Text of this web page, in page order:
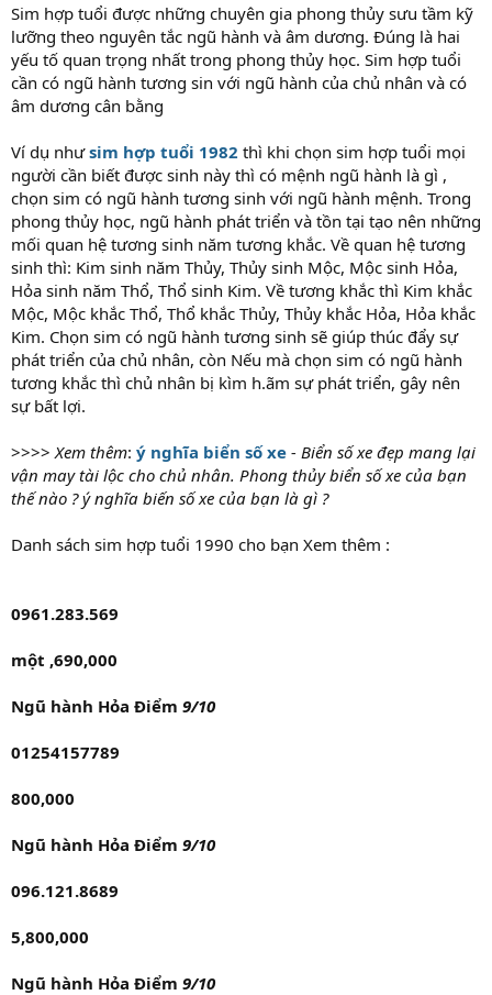
Sim hợp tuổi được những chuyên gia phong thủy sưu tầm kỹ
lưỡng theo nguyên tắc ngũ hành và âm dương. Đúng là hai
yếu tố quan trọng nhất trong phong thủy học. Sim hợp tuổi
cần có ngũ hành tương sin với ngũ hành của chủ nhân và có
âm dương cân bằng
Ví dụ nhưsim hợp tuổi 1982 thì khi chọn sim hợp tuổi mọi
người cần biết được sinh này thì có mệnh ngũ hành là gì ,
chọn sim có ngũ hành tương sinh với ngũ hành mệnh. Trong
phong thủy học, ngũ hành phát triển và tồn tại tạo nên những
mối quan hệ tương sinh năm tương khắc. Về quan hệ tương
sinh thì: Kim sinh năm Thủy, Thủy sinh Mộc, Mộc sinh Hỏa,
Hỏa sinh năm Thổ, Thổ sinh Kim. Về tương khắc thì Kim khắc
Mộc, Mộc khắc Thổ, Thổ khắc Thủy, Thủy khắc Hỏa, Hỏa khắc
Kim. Chọn sim có ngũ hành tương sinh sẽ giúp thúc đẩy sự
phát triển của chủ nhân, còn Nếu mà chọn sim có ngũ hành
tương khắc thì chủ nhân bị kìm h.ãm sự phát triển, gây nên
sự bất lợi.
>>>> Xem thêm: ý nghĩa biển số xe - Biển số xe đẹp mang lại
vận may tài lộc cho chủ nhân. Phong thủy biển số xe của bạn
thế nào ? ý nghĩa biến số xe của bạn là gì ?
Danh sách sim hợp tuổi 1990 cho bạn Xem thêm :
0961.283.569
một ,690,000
Ngũ hành Hỏa Điểm 9/10
01254157789
800,000
Ngũ hành Hỏa Điểm 9/10
096.121.8689
5,800,000
Ngũ hành Hỏa Điểm 9/10